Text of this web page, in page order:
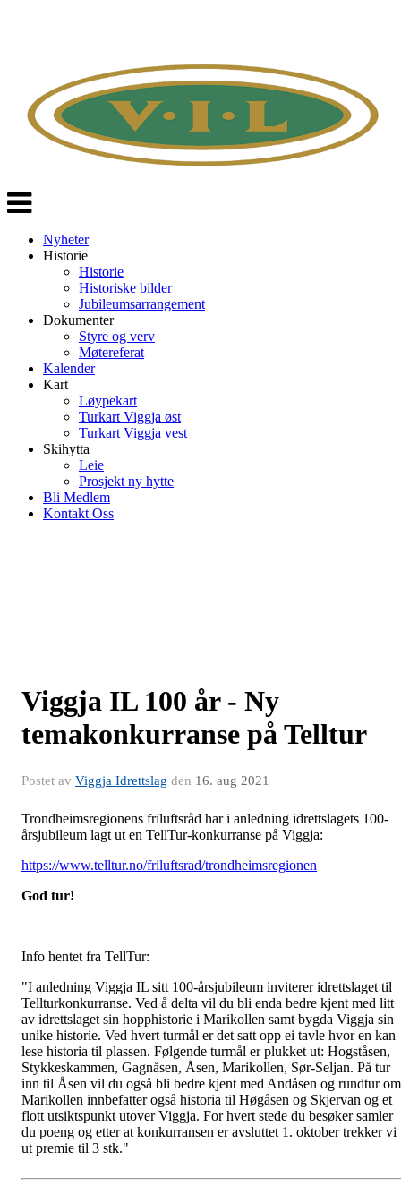
Veksle
navigasjon
Nyheter
Historie
Historie
Historiske bilder
Jubileumsarrangement
Dokumenter
Styre og verv
Møtereferat
Kalender
Kart
Løypekart
Turkart Viggja øst
Turkart Viggja vest
Skihytta
Leie
Prosjekt ny hytte
Bli Medlem
Kontakt Oss
Viggja IL 100 år - Ny
temakonkurranse på Telltur
Postet av Viggja Idrettslag den 16. aug 2021
Trondheimsregionens friluftsråd har i anledning idrettslagets 100-
årsjubileum lagt ut en TellTur-konkurranse på Viggja:
https://www.telltur.no/friluftsrad/trondheimsregionen
God tur!
Info hentet fra TellTur:
"I anledning Viggja IL sitt 100-årsjubileum inviterer idrettslaget til
Tellturkonkurranse. Ved å delta vil du bli enda bedre kjent med litt
av idrettslaget sin hopphistorie i Marikollen samt bygda Viggja sin
unike historie. Ved hvert turmål er det satt opp ei tavle hvor en kan
lese historia til plassen. Følgende turmål er plukket ut: Hogståsen,
Stykkeskammen, Gagnåsen, Åsen, Marikollen, Sør-Seljan. På tur
inn til Åsen vil du også bli bedre kjent med Andåsen og rundtur om
Marikollen innbefatter også historia til Høgåsen og Skjervan og et
flott utsiktspunkt utover Viggja. For hvert stede du besøker samler
du poeng og etter at konkurransen er avsluttet 1. oktober trekker vi
ut premie til 3 stk."